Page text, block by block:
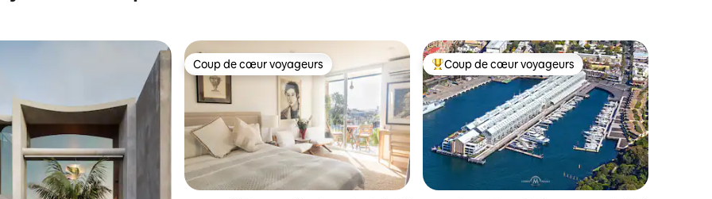
Coup de cœur voyageurs
Coup de cœur voyageurs Coups de cœur voyageurs les plus appréciés
Coup de cœur voyageurs